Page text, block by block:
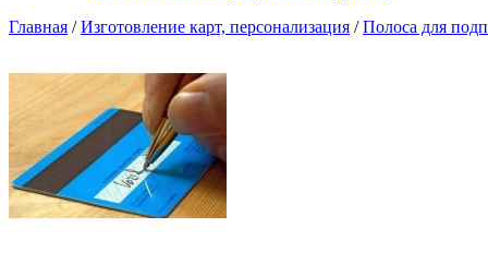
Главная / Изготовление карт, персонализация / Полоса для